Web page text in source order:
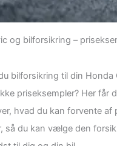
og bilforsikring –
bilforsikring til din Honda
priseksempler? Her får
hvad du kan forvente af
så du kan vælge den